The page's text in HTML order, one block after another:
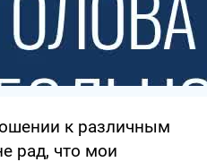
к различным
рад, что мои